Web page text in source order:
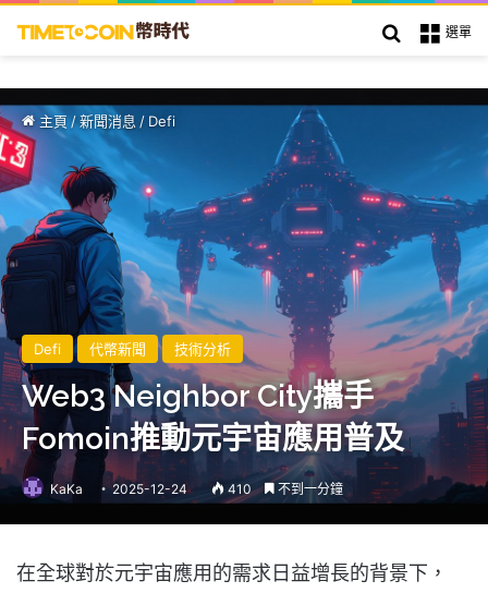
選單
搜索
主頁 /新聞消息 / Defi
Defi 代幣新聞 技術分析
Web3 Neighbor City攜手
Fomoin推動元宇宙應用普及
KaKa 2025-12-24 410 不到一分鐘
在全球對於元宇宙應用的需求日益增長的背景下，